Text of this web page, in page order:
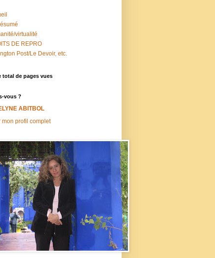
virtualité
DE REPRO
Post/Le Devoir, etc.
total de pages vues
vous ?
ABITBOL
mon profil complet